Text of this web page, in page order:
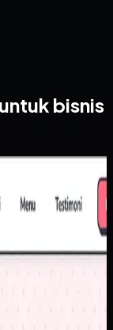
bisnis
tampilan